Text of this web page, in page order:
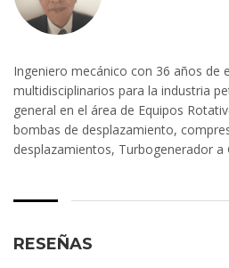
Ingeniero mecánico con 36 años de
multidisciplinarios para la industria
general en el área de Equipos
bombas de desplazamiento,
desplazamientos, Turbogenerador a
RESEÑAS